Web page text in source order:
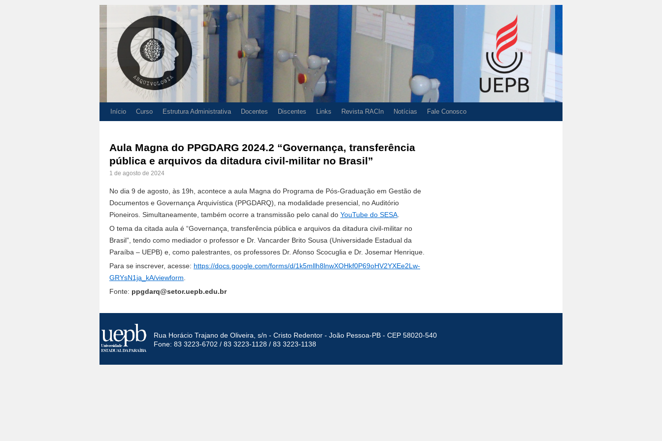
Início Curso Estrutura Administrativa Docentes Discentes Links Revista RACIn Notícias Fale Conosco
Aula Magna do PPGDARG 2024.2 “Governança, transferência
pública e arquivos da ditadura civil-militar no Brasil”
1 de agosto de 2024
No dia 9 de agosto, às 19h, acontece a aula Magna do Programa de Pós-Graduação em Gestão de
Documentos e Governança Arquivística (PPGDARQ), na modalidade presencial, no Auditório
Pioneiros. Simultaneamente, também ocorre a transmissão pelo canal do YouTube do SESA
O tema da citada aula é “Governança, transferência pública e arquivos da ditadura civil-militar no
Brasil”, tendo como mediador o professor e Dr. Vancarder Brito Sousa (Universidade Estadual da
Paraíba – UEPB) e, como palestrantes, os professores Dr. Afonso Scocuglia e Dr. Josemar Henrique.
Para se inscrever, acesse: https://docs.google.com/forms/d/1k5mllh8lnwXOHkf0P69oHV2YXEe2Lw-
GRYsN1ja_kA/viewform
Fonte: ppgdarq@setor.uepb.edu.br
Rua Horácio Trajano de Oliveira, s/n - Cristo Redentor - João Pessoa-PB - CEP 58020-540
Fone: 83 3223-6702 / 83 3223-1128 / 83 3223-1138